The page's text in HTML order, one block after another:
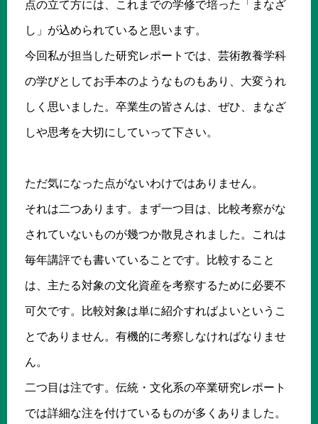
点の立て方には、これまでの学修で培った「まなざ
し」が込められていると思います。
今回私が担当した研究レポートでは、芸術教養学科
の学びとしてお手本のようなものもあり、大変うれ
しく思いました。卒業生の皆さんは、ぜひ、まなざ
しや思考を大切にしていって下さい。
ただ気になった点がないわけではありません。
それは二つあります。まず一つ目は、比較考察がな
されていないものが幾つか散見されました。これは
毎年講評でも書いていることです。比較すること
は、主たる対象の文化資産を考察するために必要不
可欠です。比較対象は単に紹介すればよいというこ
とでありません。有機的に考察しなければなりませ
ん。
二つ目は注です。伝統・文化系の卒業研究レポート
では詳細な注を付けているものが多くありました。